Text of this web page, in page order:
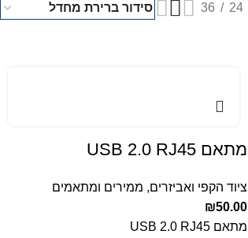
24
36
מתאם USB 2.0 RJ45
ציוד הקפי ואביזרים, ממירים ומתאמים
₪50.00
מתאם USB 2.0 RJ45